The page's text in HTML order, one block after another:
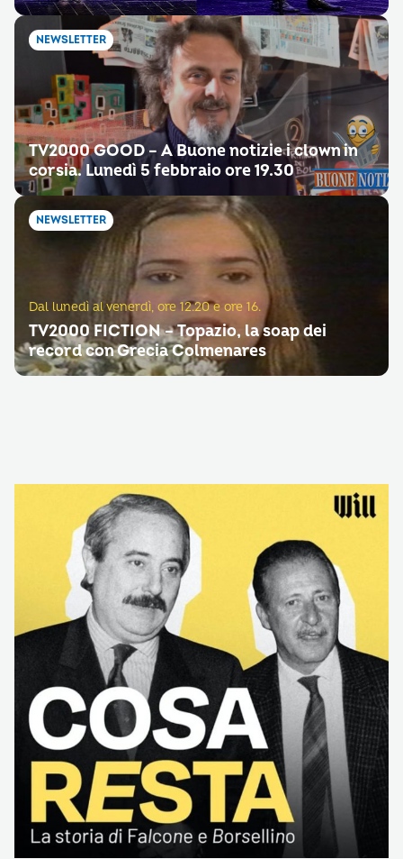
NEWSLETTER
TV2000 GOOD – A Buone notizie i clown in
corsia. Lunedì 5 febbraio ore 19.30
NEWSLETTER
Dal lunedì al venerdì, ore 12.20 e ore 16.
TV2000 FICTION – Topazio, la soap dei
record con Grecia Colmenares